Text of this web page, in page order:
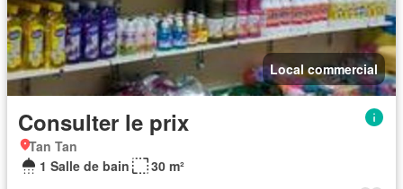
Local commercial
Consulter le prix
Tan Tan
1 Salle de bain
30 m²